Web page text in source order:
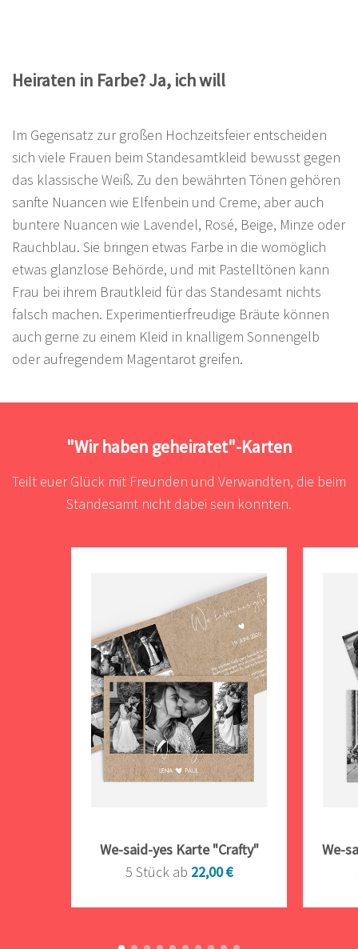
Heiraten in Farbe? Ja, ich will
Im Gegensatz zur großen Hochzeitsfeier entscheiden
sich viele Frauen beim Standesamtkleid bewusst gegen
das klassische Weiß. Zu den bewährten Tönen gehören
sanfte Nuancen wie Elfenbein und Creme, aber auch
buntere Nuancen wie Lavendel, Rosé, Beige, Minze oder
Rauchblau. Sie bringen etwas Farbe in die womöglich
etwas glanzlose Behörde, und mit Pastelltönen kann
Frau bei ihrem Brautkleid für das Standesamt nichts
falsch machen. Experimentierfreudige Bräute können
auch gerne zu einem Kleid in knalligem Sonnengelb
oder aufregendem Magentarot greifen.
"Wir haben geheiratet"-Karten
Teilt euer Glück mit Freunden und Verwandten, die beim
Standesamt nicht dabei sein konnten.
We-said-yes Karte "Crafty"
5 Stück ab 22,00 €
We-